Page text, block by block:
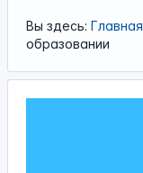
Вы здесь: Главная
образовании